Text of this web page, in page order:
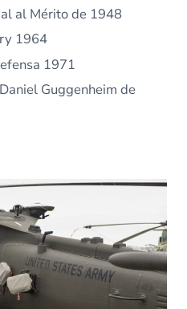
al Mérito de 1948
1964
1971
Guggenheim de